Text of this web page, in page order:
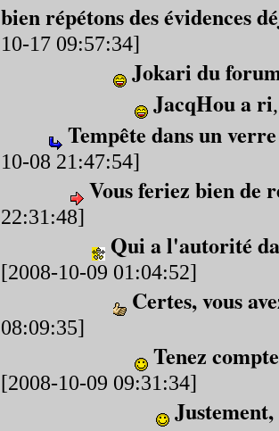
bien répétons des évidences
10-17 09:57:34]
Jokari du
JacqHou a ri
Tempête dans un
10-08 21:47:54]
Vous feriez bien de
22:31:48]
Qui a l'autorité
[2008-10-09 01:04:52]
Certes, vous
08:09:35]
Tenez
[2008-10-09 09:31:34]